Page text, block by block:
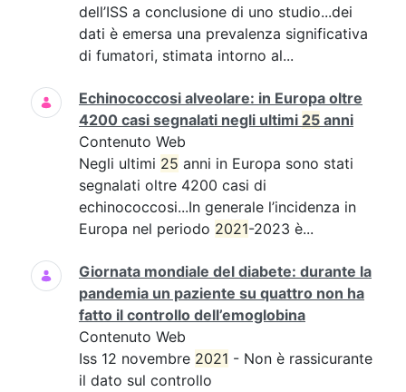
dell’ISS a conclusione di uno studio...dei
dati è emersa una prevalenza significativa
di fumatori, stimata intorno al...
Echinococcosi alveolare: in Europa oltre
4200 casi segnalati negli ultimi 25 anni
Contenuto Web
Negli ultimi 25 anni in Europa sono stati
segnalati oltre 4200 casi di
echinococcosi...In generale l’incidenza in
Europa nel periodo 2021-2023 è...
Giornata mondiale del diabete: durante la
pandemia un paziente su quattro non ha
fatto il controllo dell’emoglobina
Contenuto Web
Iss 12 novembre 2021 - Non è rassicurante
il dato sul controllo